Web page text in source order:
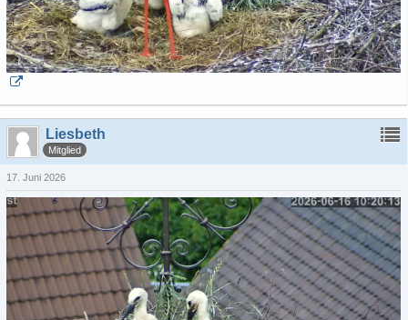
Liesbeth
Mitglied
17. Juni 2026